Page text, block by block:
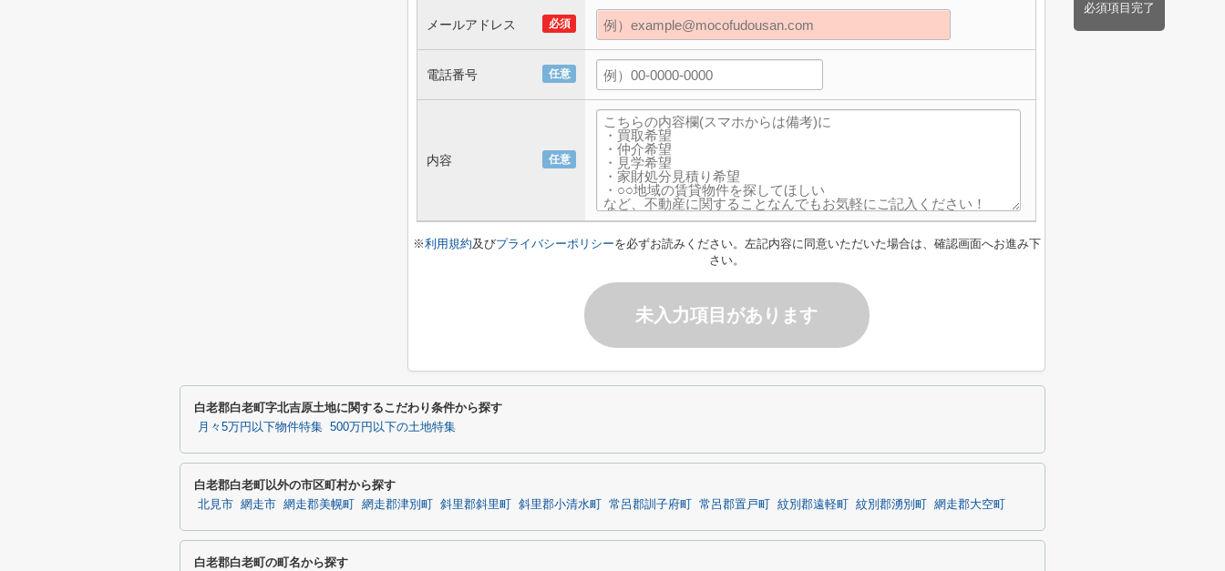
必須項目完了
必須
メールアドレス
任意
電話番号
任意
内容
※利用規約及びプライバシーポリシーを必ずお読みください。左記内容に同意いただいた場合は、確認画面へお進み下
さい。
未入力項目があります
白老郡白老町字北吉原土地に関するこだわり条件から探す
月々5万円以下物件特集 500万円以下の土地特集
白老郡白老町以外の市区町村から探す
北見市 網走市 網走郡美幌町 網走郡津別町 斜里郡斜里町 斜里郡小清水町 常呂郡訓子府町 常呂郡置戸町 紋別郡遠軽町 紋別郡湧別町 網走郡大空町
白老郡白老町の町名から探す